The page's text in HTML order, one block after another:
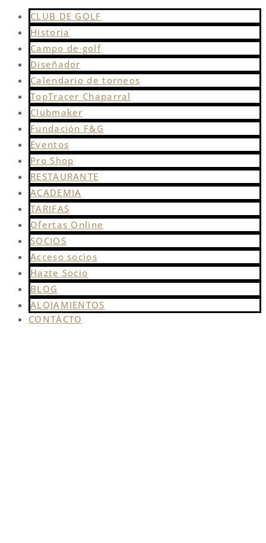
CLUB DE GOLF
Historia
Campo de golf
Diseñador
Calendario de torneos
TopTracer Chaparral
Clubmaker
Fundación F&G
Eventos
Pro Shop
RESTAURANTE
ACADEMIA
TARIFAS
Ofertas Online
SOCIOS
Acceso socios
Hazte Socio
BLOG
ALOJAMIENTOS
CONTACTO